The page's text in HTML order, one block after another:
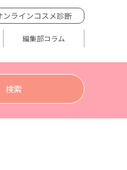
ンラインコスメ診断
編集部コラム